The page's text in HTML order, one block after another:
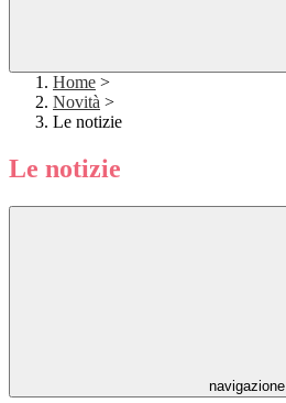
Home >
Novità >
Le notizie
Le notizie
navigazione